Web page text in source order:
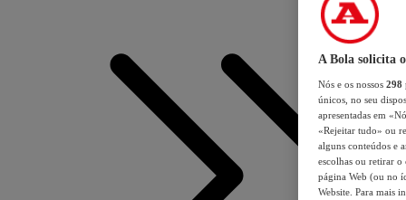
A Bola solicita
Nós e os nossos 298
únicos, no seu
apresentadas em
«Rejeitar tudo» ou
alguns conteúdos e
escolhas ou retirar
página Web (ou no
Website. Para mais